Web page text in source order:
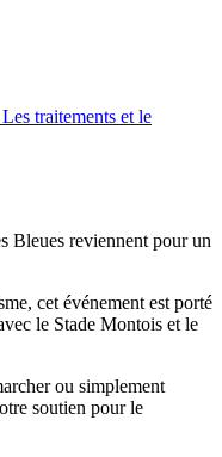
traitements et le
Bleues reviennent pour un
cet événement est porté
le Stade Montois et le
ou simplement
soutien pour le